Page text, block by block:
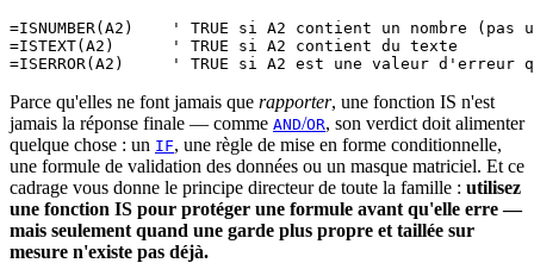
=ISNUMBER(A2)    ' TRUE si A2 contient un nombre (pas
=ISTEXT(A2)      ' TRUE si A2 contient du texte
Parce qu'elles ne font jamais que rapporter, une fonction IS n'est
jamais la réponse finale — comme AND/OR, son verdict doit alimenter
quelque chose : un IF, une règle de mise en forme conditionnelle,
une formule de validation des données ou un masque matriciel. Et ce
cadrage vous donne le principe directeur de toute la famille : utilisez
une fonction IS pour protéger une formule avant qu'elle erre —
mais seulement quand une garde plus propre et taillée sur
mesure n'existe pas déjà.